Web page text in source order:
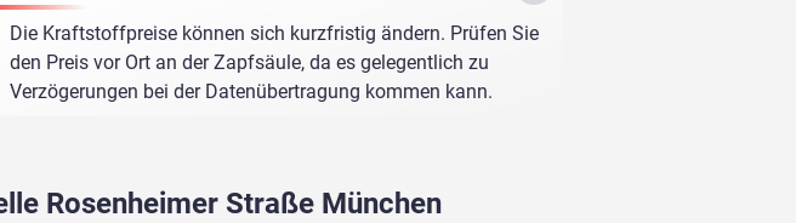
Die Kraftstoffpreise können sich kurzfristig ändern. Prüfen Sie
den Preis vor Ort an der Zapfsäule, da es gelegentlich zu
Verzögerungen bei der Datenübertragung kommen kann.
Rosenheimer Straße München